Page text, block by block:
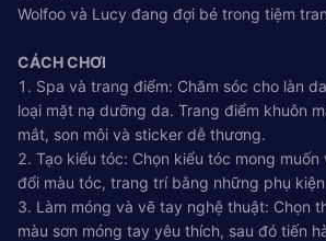
Wolfoo và Lucy đang đợi bé trong tiệm
CÁCH CHƠI
1. Spa và trang điểm: Chăm sóc cho làn
loại mặt nạ dưỡng da. Trang điểm khuôn
mắt, son môi và sticker dễ thương.
2. Tạo kiểu tóc: Chọn kiểu tóc mong
đổi màu tóc, trang trí bằng những phụ
3. Làm móng và vẽ tay nghệ thuật: Chọn
màu sơn móng tay yêu thích, sau đó tiến